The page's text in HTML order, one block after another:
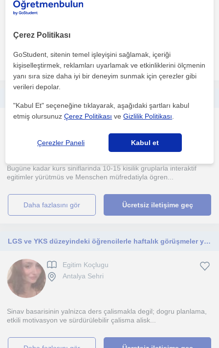
1. ders ücretsiz
daha fazlasını gör Ücretsiz iletişime geç
Almanca
Antalya Sehri, Kaleici, ...
Bugüne kadar kurs siniflarinda 10-15 kisilik gruplarla interaktif
egitimler yürütmüs ve Menschen müfredatiyla ögren...
daha fazlasını gör Ücretsiz iletişime geç
LGS ve YKS düzeyindeki öğrencilerle haftalık görüşmeler yapıyorum. Bu görüşmelerde öğrencilerin akademik gelişimlerini sağlıyorum
Egitim Koçlugu
Antalya Sehri
Sinav basarisinin yalnizca ders çalismakla degil; dogru planlama,
etkili motivasyon ve sürdürülebilir çalisma alisk...
Çerez Politikası
GoStudent, sitenin temel işleyişini sağlamak, içeriği
kişiselleştirmek, reklamları uyarlamak ve etkinliklerini ölçmenin
yanı sıra size daha iyi bir deneyim sunmak için çerezler gibi
verileri depolar.
"Kabul Et" seçeneğine tıklayarak, aşağıdaki şartları kabul
etmiş olursunuzÇerez Politikası veGizlilik Politikası
Çerezler Paneli Kabul et